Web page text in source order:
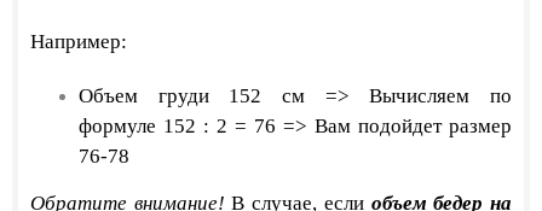
Например:
Объем груди 152 см => Вычисляем по
формуле 152 : 2 = 76 => Вам подойдет размер
76-78
Обратите внимание! В случае, если объем бедер на